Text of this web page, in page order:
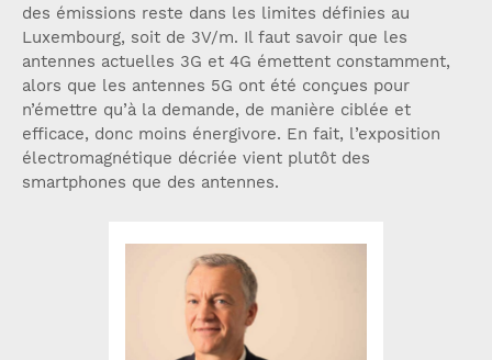
des émissions reste dans les limites définies au
Luxembourg, soit de 3V/m. Il faut savoir que les
antennes actuelles 3G et 4G émettent constamment,
alors que les antennes 5G ont été conçues pour
n’émettre qu’à la demande, de manière ciblée et
efficace, donc moins énergivore. En fait, l’exposition
électromagnétique décriée vient plutôt des
smartphones que des antennes.